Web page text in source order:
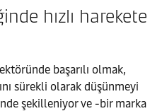
hızlı harekete
başarılı olmak,
sürekli olarak düşünmeyi
şekilleniyor ve -bir marka